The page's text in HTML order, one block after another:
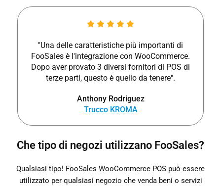
"Una delle caratteristiche più importanti di
FooSales è l'integrazione con WooCommerce.
Dopo aver provato 3 diversi fornitori di POS di
terze parti, questo è quello da tenere".
Anthony Rodriguez
Trucco KROMA
Che tipo di negozi utilizzano FooSales?
Qualsiasi tipo! FooSales WooCommerce POS può essere
utilizzato per qualsiasi negozio che venda beni o servizi